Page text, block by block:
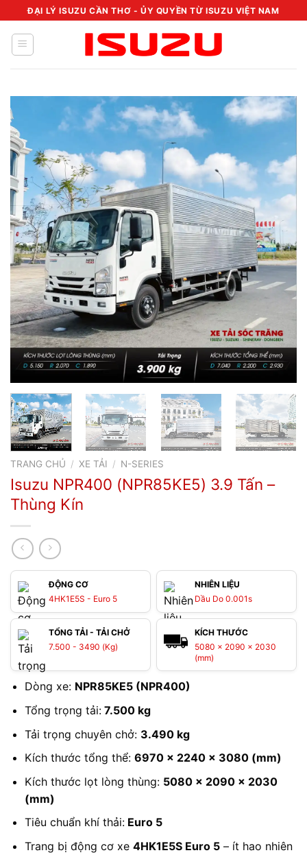
Chuyển
đến
dung
ĐẠI LÝ ISUZU CẦN THƠ - ỦY QUYỀN TỪ ISUZU VIỆT NAM
TRANG CHỦ / XE TẢI / N-SERIES
Isuzu NPR400 (NPR85KE5) 3.9 Tấn –
Thùng Kín
ĐỘNG CƠ
4HK1E5S - Euro 5
NHIÊN LIỆU
Dầu Do 0.001s
TỔNG TẢI - TẢI CHỞ
7.500 - 3490 (Kg)
KÍCH THƯỚC
5080 x 2090 x 2030
(mm)
Dòng xe: NPR85KE5 (NPR400)
Tổng trọng tải:7.500 kg
Tải trọng chuyên chở: 3.490 kg
Kích thước tổng thể: 6970 x 2240 x 3080 (mm)
Kích thước lọt lòng thùng: 5080 x 2090 x 2030
(mm)
Tiêu chuẩn khí thải:Euro 5
Trang bị động cơ xe 4HK1E5S Euro 5– ít hao nhiên